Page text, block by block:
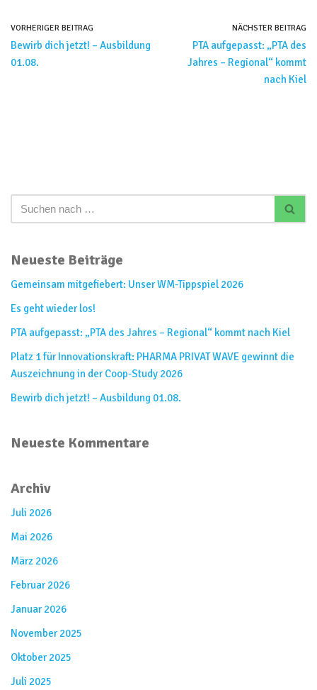
VORHERIGER BEITRAG
Bewirb dich jetzt! – Ausbildung
01.08.
NÄCHSTER BEITRAG
PTA aufgepasst: „PTA des
Jahres – Regional“ kommt
nach Kiel
Neueste Beiträge
Gemeinsam mitgefiebert: Unser WM-Tippspiel 2026
Es geht wieder los!
PTA aufgepasst: „PTA des Jahres – Regional“ kommt nach Kiel
Platz 1 für Innovationskraft: PHARMA PRIVAT WAVE gewinnt die
Auszeichnung in der Coop-Study 2026
Bewirb dich jetzt! – Ausbildung 01.08.
Neueste Kommentare
Archiv
Juli 2026
Mai 2026
März 2026
Februar 2026
Januar 2026
November 2025
Oktober 2025
Juli 2025